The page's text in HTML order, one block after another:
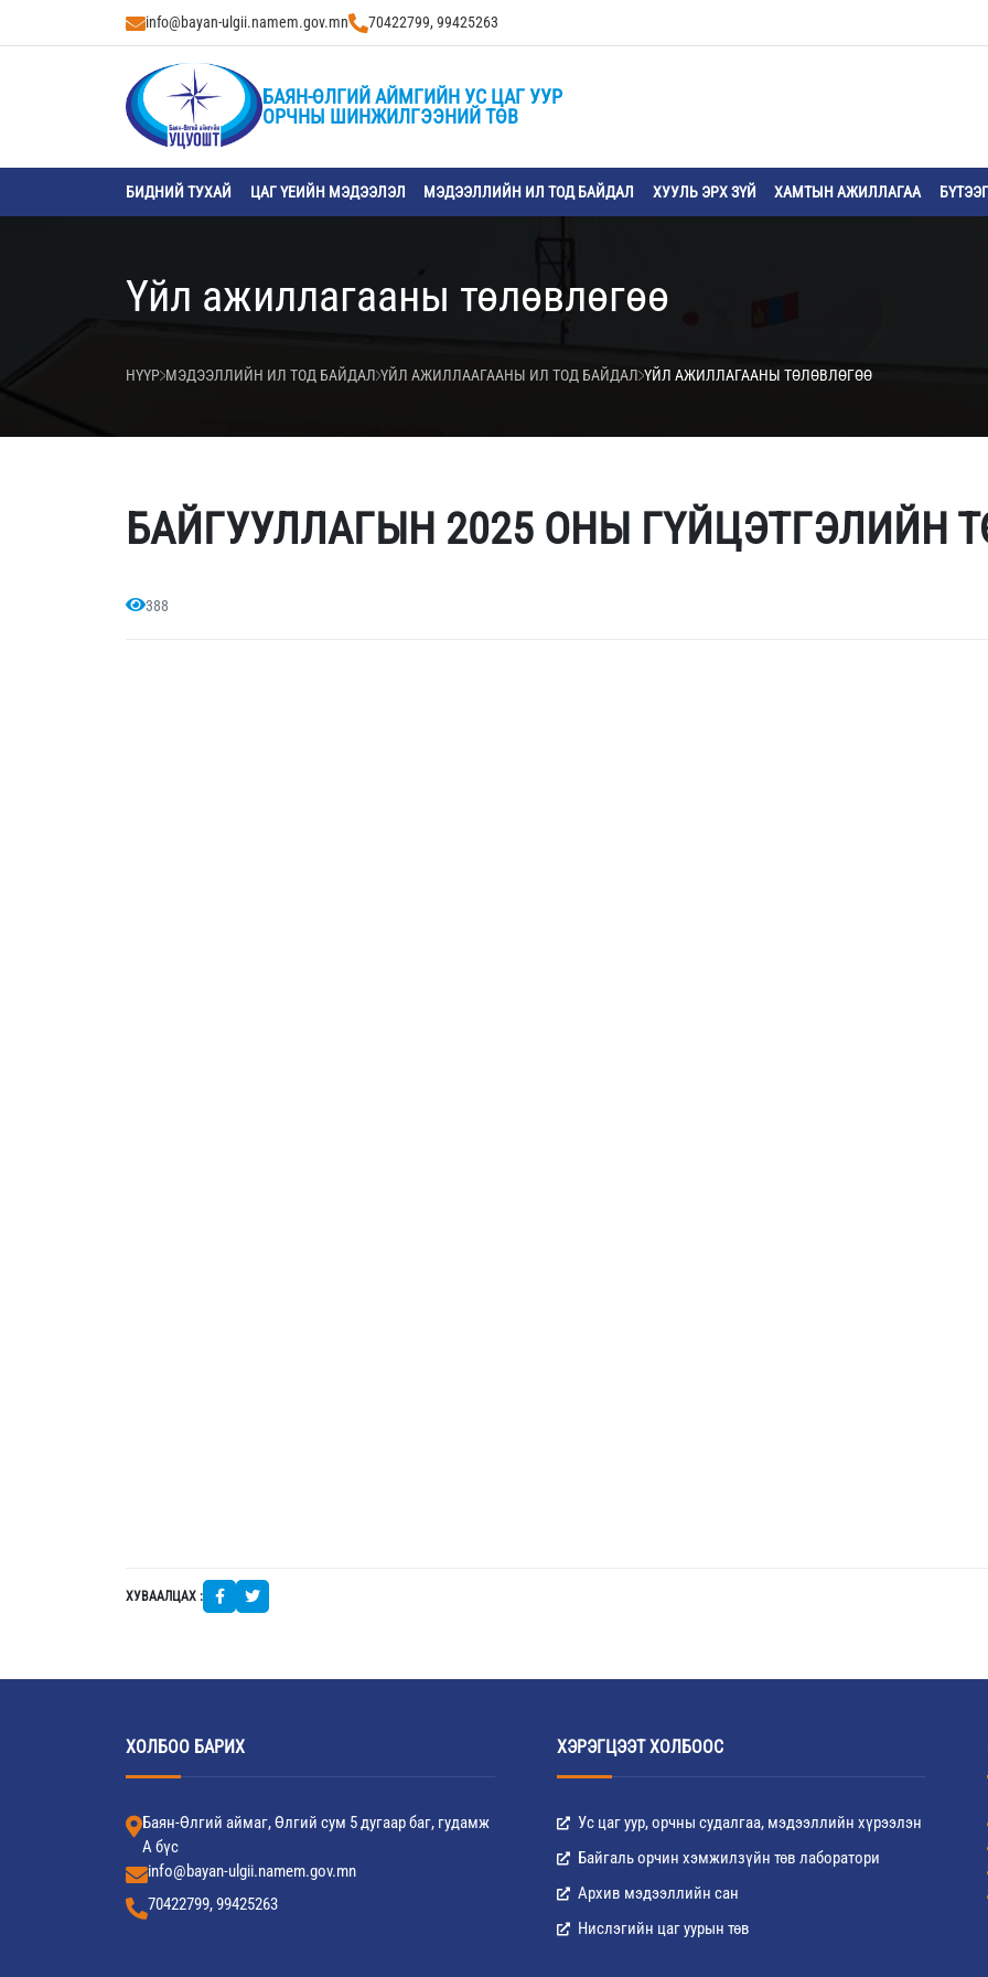
info@bayan-ulgii.namem.gov.mn 70422799, 99425263
БАЯН-ӨЛГИЙ АЙМГИЙН УС ЦАГ УУР
ОРЧНЫ ШИНЖИЛГЭЭНИЙ ТӨВ
БИДНИЙ ТУХАЙ ЦАГ ҮЕИЙН МЭДЭЭЛЭЛ МЭДЭЭЛЛИЙН ИЛ ТОД БАЙДАЛ ХУУЛЬ ЭРХ ЗҮЙ ХАМТЫН АЖИЛЛАГАА
Үйл ажиллагааны төлөвлөгөө
НҮҮР МЭДЭЭЛЛИЙН ИЛ ТОД БАЙДАЛ ҮЙЛ АЖИЛЛААГААНЫ ИЛ ТОД БАЙДАЛ ҮЙЛ АЖИЛЛАГААНЫ ТӨЛӨВЛӨГӨӨ
БАЙГУУЛЛАГЫН 2025 ОНЫ ГҮЙЦЭТГЭЛИЙН
388
ХУВААЛЦАХ :
ХОЛБОО БАРИХ
Баян-Өлгий аймаг, Өлгий сум 5 дугаар баг, гудамж
А бүс
info@bayan-ulgii.namem.gov.mn
70422799, 99425263
ХЭРЭГЦЭЭТ ХОЛБООС
Ус цаг уур, орчны судалгаа, мэдээллийн хүрээлэн
Байгаль орчин хэмжилзүйн төв лаборатори
Архив мэдээллийн сан
Нислэгийн цаг уурын төв